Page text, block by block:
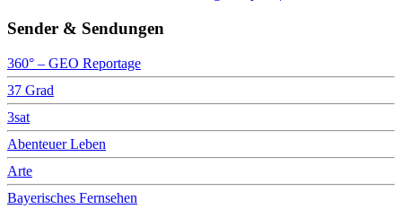
Sender & Sendungen
360° – GEO Reportage
37 Grad
3sat
Abenteuer Leben
Arte
Bayerisches Fernsehen